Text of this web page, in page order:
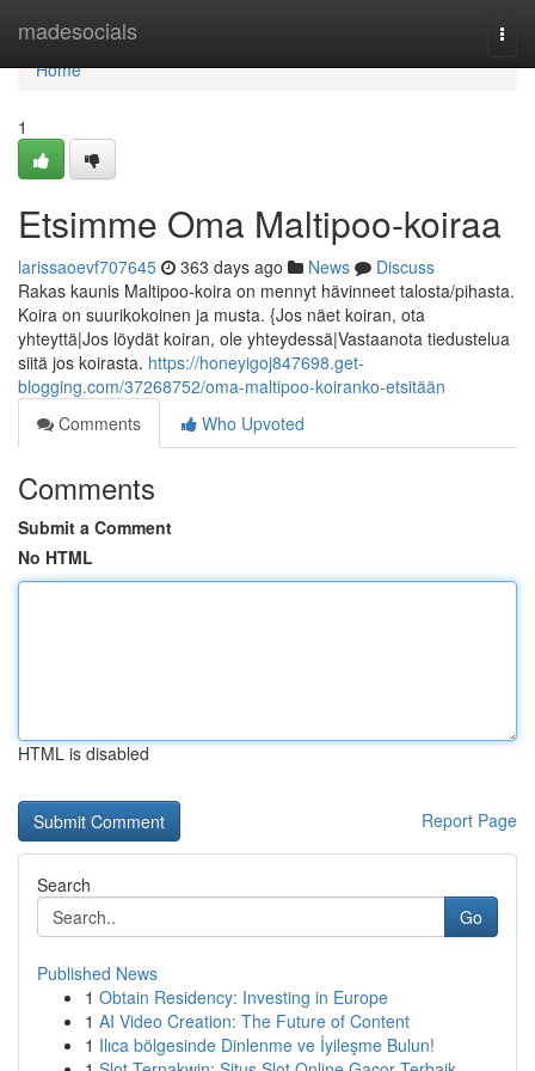
madesocials
Home
Home
1
Etsimme Oma Maltipoo-koiraa
larissaoevf707645 363 days ago News
Discuss
Rakas kaunis Maltipoo-koira on mennyt hävinneet talosta/pihasta.
Koira on suurikokoinen ja musta. {Jos näet koiran, ota
yhteyttä|Jos löydät koiran, ole yhteydessä|Vastaanota tiedustelua
siitä jos koirasta. https://honeyigoj847698.get-
blogging.com/37268752/oma-maltipoo-koiranko-etsitään
Comments
Who Upvoted
Comments
Submit a Comment
No HTML
HTML is disabled
Report Page
Search
Go
Published News
1 Obtain Residency: Investing in Europe
1 AI Video Creation: The Future of Content
1 Ilıca bölgesinde Dinlenme ve İyileşme Bulun!